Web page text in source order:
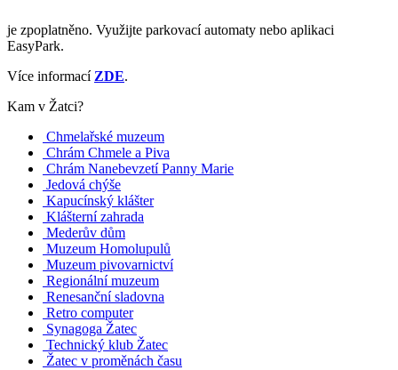
je zpoplatněno. Využijte parkovací automaty nebo aplikaci
EasyPark.
Více informací ZDE.
Kam v Žatci?
Chmelařské muzeum
Chrám Chmele a Piva
Chrám Nanebevzetí Panny Marie
Jedová chýše
Kapucínský klášter
Klášterní zahrada
Mederův dům
Muzeum Homolupulů
Muzeum pivovarnictví
Regionální muzeum
Renesanční sladovna
Retro computer
Synagoga Žatec
Technický klub Žatec
Žatec v proměnách času